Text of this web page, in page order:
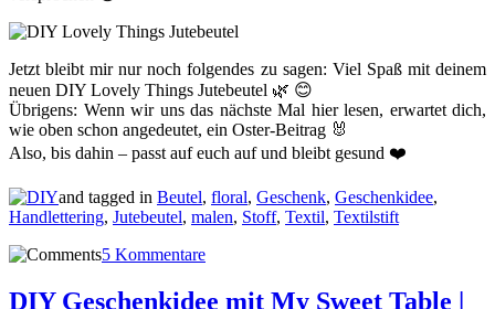
Jetzt bleibt mir nur noch folgendes zu sagen: Viel Spaß mit deinem
neuen DIY Lovely Things Jutebeutel 🌿 😊
Übrigens: Wenn wir uns das nächste Mal hier lesen, erwartet dich,
wie oben schon angedeutet, ein Oster-Beitrag 🐰
Also, bis dahin – passt auf euch auf und bleibt gesund ❤️
and tagged in Beutel, floral, Geschenk, Geschenkidee,
Handlettering, Jutebeutel, malen, Stoff, Textil, Textilstift
5 Kommentare
DIY Geschenkidee mit My Sweet Table |